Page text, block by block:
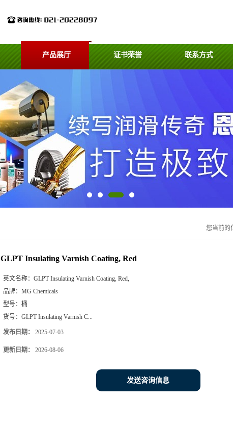
产品展厅 证书荣誉 联系方式
您当前的
GLPT Insulating Varnish Coating, Red
英文名称： GLPT Insulating Varnish Coating, Red,
品牌： MG Chemicals
型号： 桶
货号： GLPT Insulating Varnish C...
发布日期： 2025-07-03
更新日期： 2026-08-06
发送咨询信息